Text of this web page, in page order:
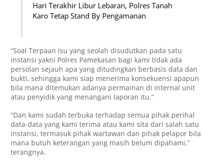
Hari Terakhir Libur Lebaran, Polres Tanah
Karo Tetap Stand By Pengamanan
“Soal Terpaan isu yang seolah disudutkan pada satu
instansi yakni Polres Pamekasan bagi kami tidak ada
persolan sejauh apa yang ditudingkan berbasis data dan
bukti, sehingga kami siap menerima konsekuensi apapun
bila mana ditemukan adanya permainan di internal unit
atau penyidik yang menangani laporan itu.”
“Dan kami sudah terbuka terhadap semua pihak perihal
data-data yang kami terima atau kami sita dari salah satu
instansi, termasuk pihak wartawan dan pihak pelapor bila
mana butuh keterangan yang masih belum dipahami.”
terangnya.